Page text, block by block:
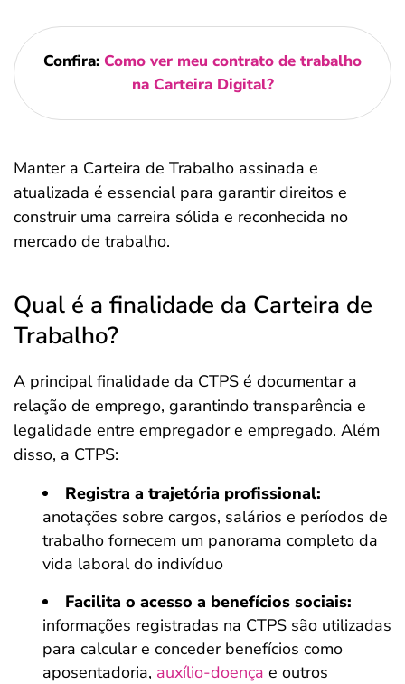
Confira: Como ver meu contrato de trabalho
na Carteira Digital​?
Manter a Carteira de Trabalho assinada e
atualizada é essencial para garantir direitos e
construir uma carreira sólida e reconhecida no
mercado de trabalho.
Qual é a finalidade da Carteira de
Trabalho?
A principal finalidade da CTPS é documentar a
relação de emprego, garantindo transparência e
legalidade entre empregador e empregado. Além
disso, a CTPS:
Registra a trajetória profissional:
anotações sobre cargos, salários e períodos de
trabalho fornecem um panorama completo da
vida laboral do indivíduo
Facilita o acesso a benefícios sociais:
informações registradas na CTPS são utilizadas
para calcular e conceder benefícios como
aposentadoria, auxílio-doença e outros